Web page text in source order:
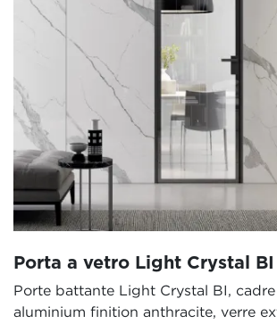
Porta a vetro Light Crystal
Porte battante Light Crystal BI,
aluminium finition anthracite, verre